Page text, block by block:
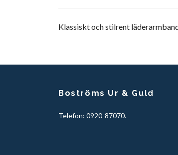
Klassiskt och stilrent
Boströms Ur & Guld
Telefon: 0920-87070.